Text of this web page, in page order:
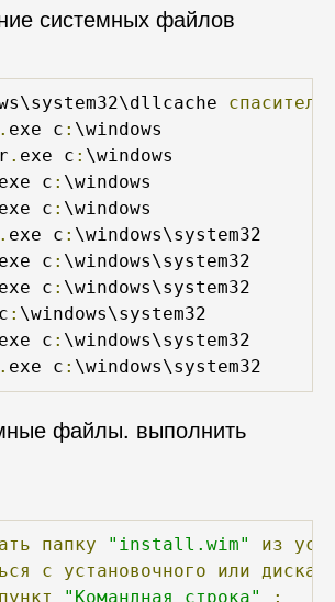
системных файлов
. exe c : \windows
. exe c : \windows
exe c : \windows
exe c : \windows
. exe c : \windows\system32
exe c : \windows\system32
exe c : \windows\system32
: \windows\system32
exe c : \windows\system32
. exe c : \windows\system32
файлы. выполнить
папку "install.wim" из
с установочного или диска
пункт "Командная строка"
;